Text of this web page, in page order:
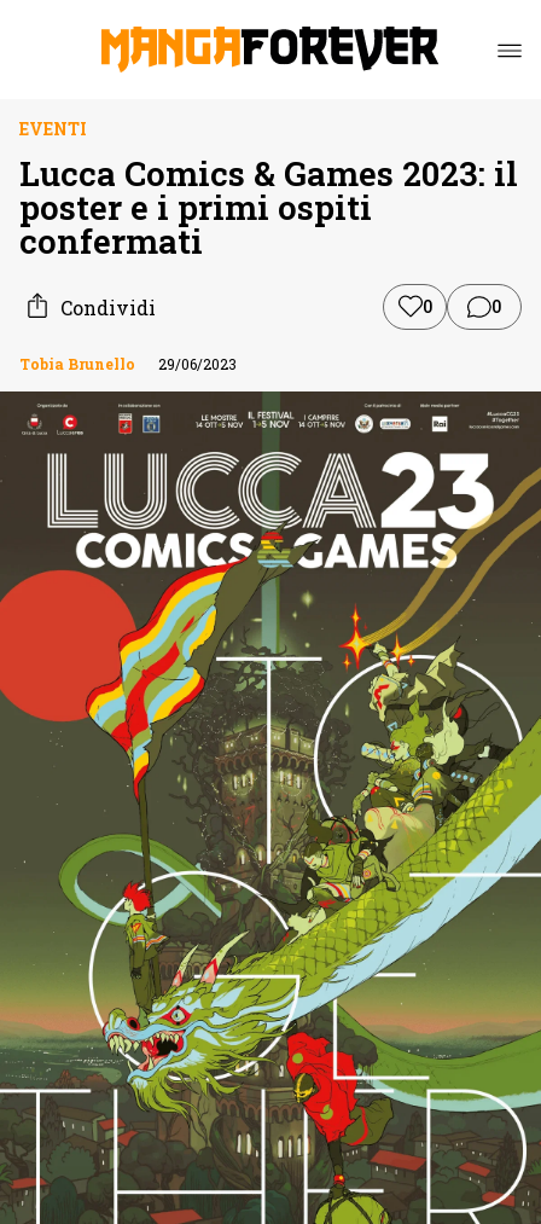
EVENTI
Lucca Comics & Games 2023: il
poster e i primi ospiti
confermati
Condividi 0 0
Tobia Brunello 29/06/2023